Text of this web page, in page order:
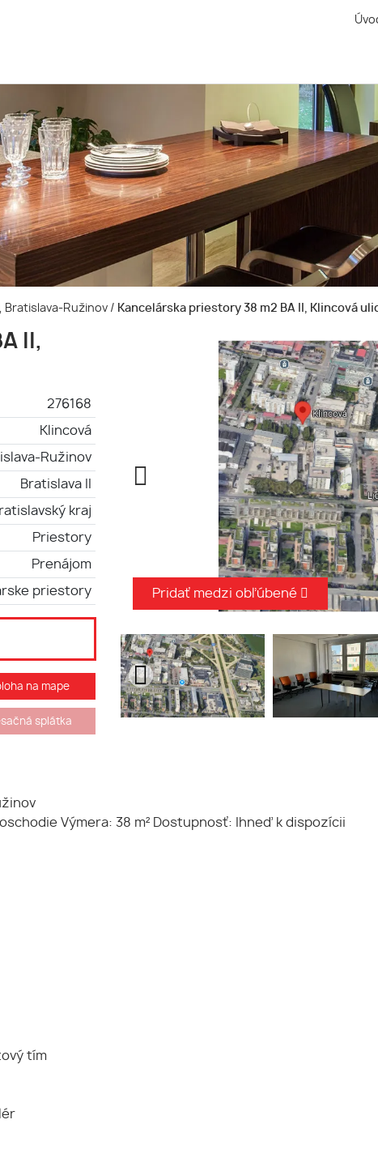
Bratislava-Ružinov / Kancelárska priestory 38 m2 BA II, Klincová
II,
276168
Klincová
Ružinov
Bratislava II
kraj
Priestory
Prenájom
priestory
na mape
splátka
Pridať medzi obľúbené
Výmera: 38 m² Dostupnosť: Ihneď k dispozícii
tím